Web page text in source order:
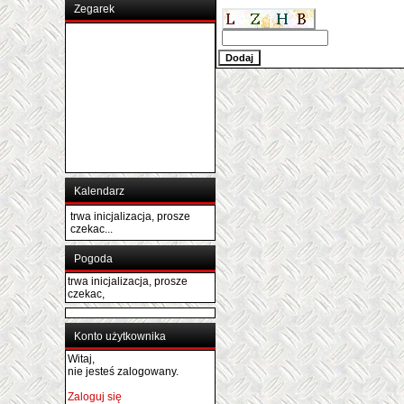
Zegarek
Kalendarz
trwa inicjalizacja, prosze
czekac...
Pogoda
trwa inicjalizacja, prosze
czekac,
Konto użytkownika
Witaj,
nie jesteś zalogowany.
Zaloguj się